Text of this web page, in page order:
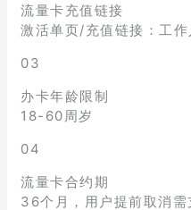
流量卡充值链接
激活单页/充值链接：工
03
办卡年龄限制
18-60周岁
04
流量卡合约期
36个月，用户提前取消需